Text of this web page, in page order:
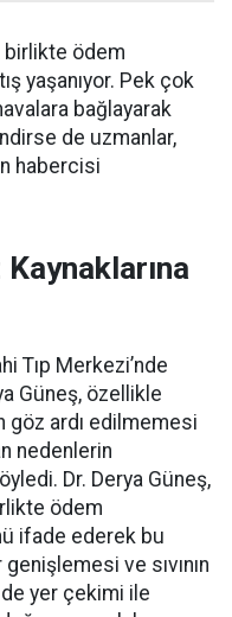
birlikte ödem
yaşanıyor. Pek çok
bağlayarak
de uzmanlar,
habercisi
Tıp Merkezi’nde
Güneş, özellikle
göz ardı edilmemesi
nedenlerin
Dr. Derya Güneş,
ödem
ifade ederek bu
ve sıvının
de yer çekimi ile